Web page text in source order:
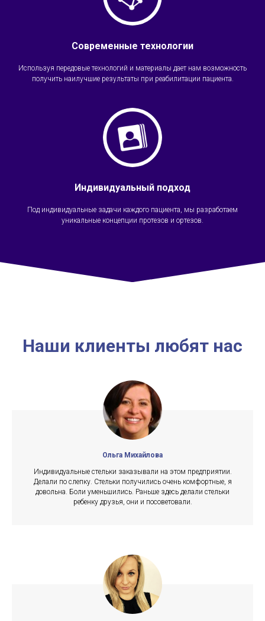
Современные технологии
Используя передовые технологий и материалы дает нам возможность
получить наилучшие результаты при реабилитации пациента.
Индивидуальный подход
Под индивидуальные задачи каждого пациента, мы разработаем
уникальные концепции протезов и ортезов.
Наши клиенты любят нас
Ольга Михайлова
Индивидуальные стельки заказывали на этом предприятии.
Делали по слепку. Стельки получились очень комфортные, я
довольна. Боли уменьшились. Раньше здесь делали стельки
ребенку друзья, они и посоветовали.